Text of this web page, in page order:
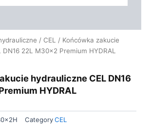
/ CEL
/ Końcówka zakucie
DN16 22L M30x2 Premium HYDRAL
hydrauliczne CEL DN16
HYDRAL
CategoryCEL